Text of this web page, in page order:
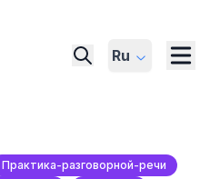
Ru
Практика-разговорной-речи